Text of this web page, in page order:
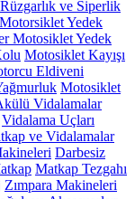
ve Siperlik
Motorsiklet Yedek
Motosiklet Yedek
Motosiklet Kayışı
Eldiveni
Motosiklet
Vidalamalar
Vidalama Uçları
ve Vidalamalar
Darbesiz
Matkap Tezgahı
Zımpara Makineleri